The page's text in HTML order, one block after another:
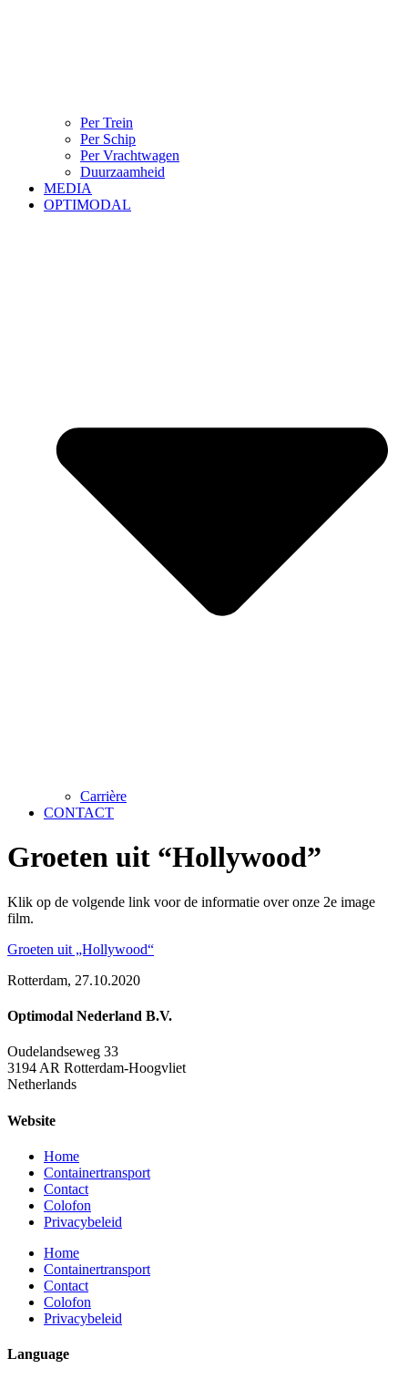
Per Trein
Per Schip
Per Vrachtwagen
Duurzaamheid
MEDIA
OPTIMODAL
Carrière
CONTACT
Groeten uit “Hollywood”
Klik op de volgende link voor de informatie over onze 2e image
film.
Groeten uit „Hollywood“
Rotterdam, 27.10.2020
Optimodal Nederland B.V.
Oudelandseweg 33
3194 AR Rotterdam-Hoogvliet
Netherlands
Website
Home
Containertransport
Contact
Colofon
Privacybeleid
Home
Containertransport
Contact
Colofon
Privacybeleid
Language